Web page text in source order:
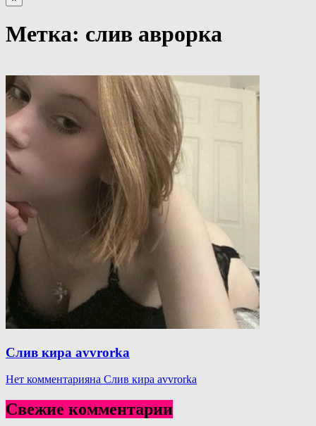
Метка: слив аврорка
Слив кира avvrorka
Нет комментарияна Слив кира avvrorka
Свежие комментарии